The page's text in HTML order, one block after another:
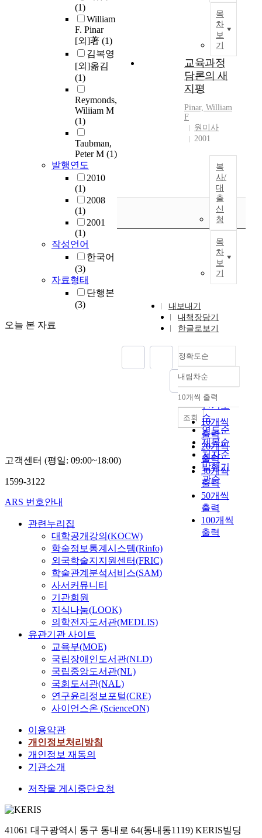
(1)
William
F. Pinar
[외]著 (1)
김복영
[외]옮김
(1)
Reymonds,
Wiliiam M
(1)
Taubman,
Peter M (1)
발행연도
2010
(1)
2008
(1)
2001
(1)
작성언어
한국어
(3)
자료형태
단행본
(3)
오늘 본 자료
목
차
보
기
교육과정
담론의 새
지평
Pinar, William
F
원미사
2001
복
사/
대
출
신
청
목
차
보
기
내보내기
내책장담기
한글로보기
정확도순
정확도
순
인기도
순
연도순
제목순
저자순
발행기
관순
내림차순
내림차순
10개씩 출력
10개씩
출력
20개씩
출력
30개씩
출력
50개씩
출력
100개씩
출력
조회
고객센터 (평일: 09:00~18:00)
1599-3122
ARS 번호안내
관련누리집
대학공개강의(KOCW)
학술정보통계시스템(Rinfo)
외국학술지지원센터(FRIC)
학술관계분석서비스(SAM)
사서커뮤니티
기관회원
지식나눔(LOOK)
의학전자도서관(MEDLIS)
유관기관 사이트
교육부(MOE)
국립장애인도서관(NLD)
국립중앙도서관(NL)
국회도서관(NAL)
연구윤리정보포털(CRE)
사이언스온 (ScienceON)
이용약관
개인정보처리방침
개인정보 재동의
기관소개
저작물 게시중단요청
41061 대구광역시 동구 동내로 64(동내동1119) KERIS빌딩